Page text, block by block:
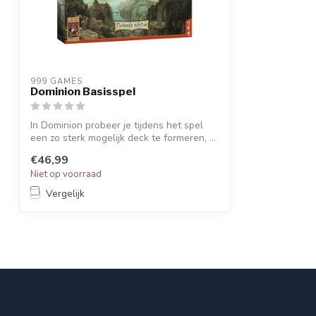
999 GAMES
Dominion Basisspel
In Dominion probeer je tijdens het spel
een zo sterk mogelijk deck te formeren, ...
€46,99
Niet op voorraad
Vergelijk